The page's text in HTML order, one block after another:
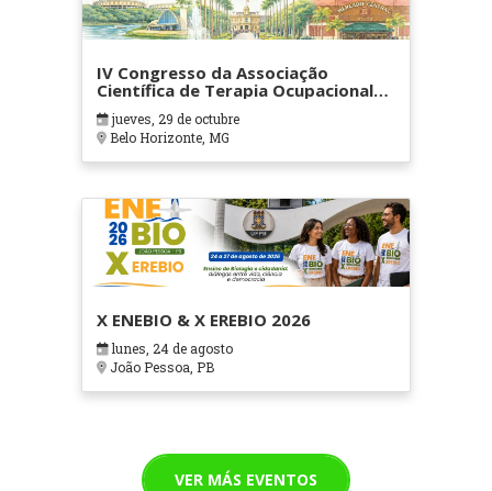
IV Congresso da Associação
Científica de Terapia Ocupacional
em Contextos Hospitalares e
Cuidados Paliativos - ATOHOSP
jueves, 29 de octubre
Belo Horizonte, MG
X ENEBIO & X EREBIO 2026
lunes, 24 de agosto
João Pessoa, PB
VER MÁS EVENTOS